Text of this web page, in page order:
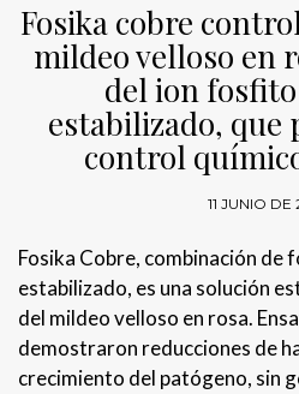
Fosika cobre
mildeo velloso en
del ion
estabilizado, que
control
11 JUNIO DE
Fosika Cobre, combinación de
estabilizado, es una solución
del mildeo velloso en rosa.
demostraron reducciones de
crecimiento del patógeno, sin